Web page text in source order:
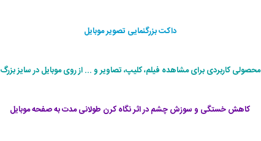
داکت بزرگنمایی تصویر موبایل
محصولی کاربردی برای مشاهده فیلم، کلیپ، تصاویر و ... از روی موبایل در سایز بزرگ
کاهش خستگی و سوزش چشم در اثر نگاه کرن طولانی مدت به صفحه موبایل